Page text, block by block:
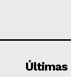
Últimas